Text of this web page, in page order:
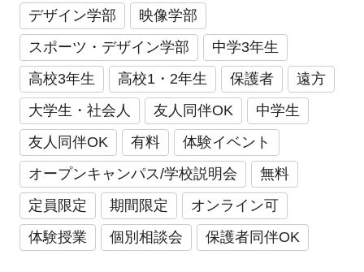
デザイン学部
映像学部
スポーツ・デザイン学部
中学3年生
高校3年生
高校1・2年生 保護者
遠方
大学生・社会人
友人同伴OK
中学生
友人同伴OK
有料
体験イベント
オープンキャンパス/学校説明会
無料
定員限定
期間限定
オンライン可
体験授業
個別相談会 保護者同伴OK